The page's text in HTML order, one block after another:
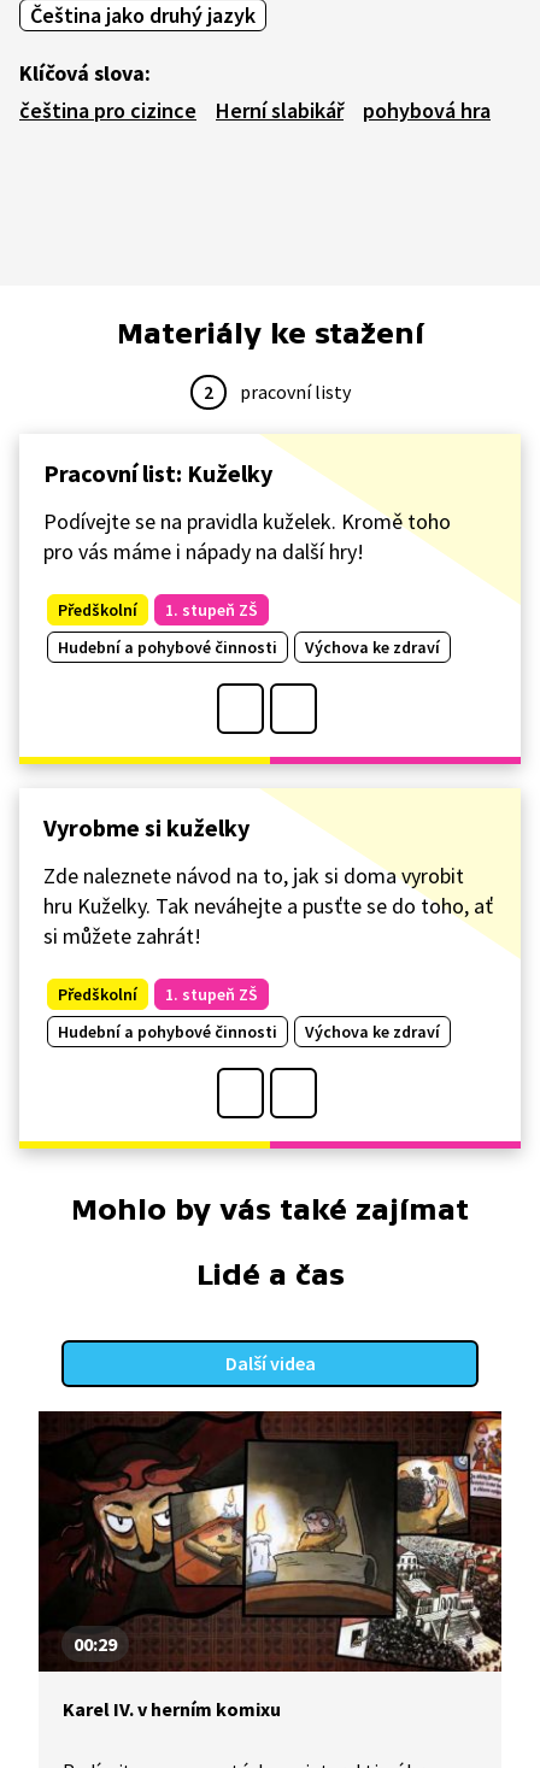
Čeština jako druhý jazyk
Klíčová slova:
čeština pro cizince
Herní slabikář pohybová hra
Materiály ke stažení
2 pracovní listy
Pracovní list: Kuželky
Podívejte se na pravidla kuželek. Kromě toho
pro vás máme i nápady na další hry!
Předškolní
1. stupeň ZŠ
Hudební a pohybové činnosti
Výchova ke zdraví
Vyrobme si kuželky
Zde naleznete návod na to, jak si doma vyrobit
hru Kuželky. Tak neváhejte a pusťte se do toho, ať
si můžete zahrát!
Předškolní
1. stupeň ZŠ
Hudební a pohybové činnosti
Výchova ke zdraví
Mohlo by vás také zajímat
Lidé a čas
Další videa
00:29
Karel IV. v herním komixu